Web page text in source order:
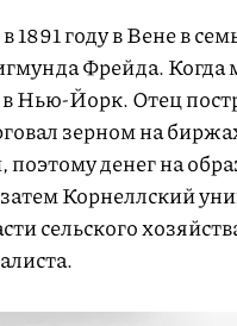
1891 году в Вене в
Фрейда. Когда
Нью-Йорк. Отец
зерном на
поэтому денег на
Корнеллский
сельского